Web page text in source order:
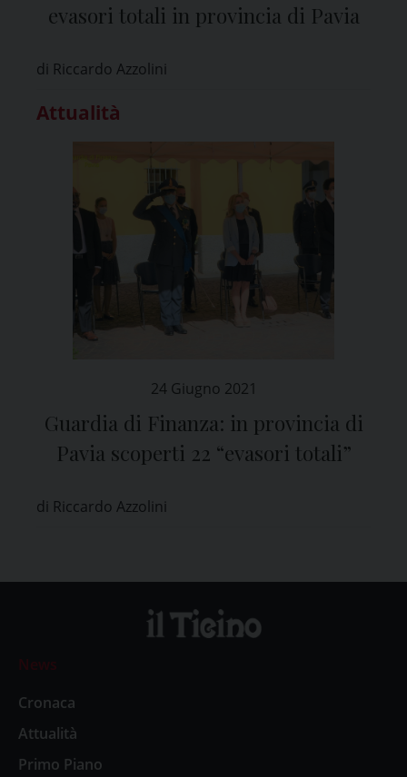
evasori totali in provincia di Pavia
di Riccardo Azzolini
Attualità
24 Giugno 2021
Guardia di Finanza: in provincia di
Pavia scoperti 22 “evasori totali”
di Riccardo Azzolini
News
Cronaca
Attualità
Primo Piano